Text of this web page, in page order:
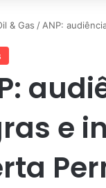
& Gas / ANP:
e